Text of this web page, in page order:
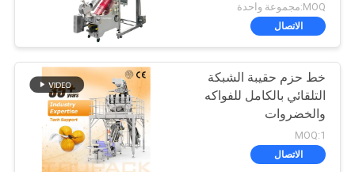
MOQ:مجموعة واحدة
الاتصال
خط حزم حقيبة الشبكة
التلقائي بالكامل للفواكه
والخضروات
MOQ:1
الاتصال